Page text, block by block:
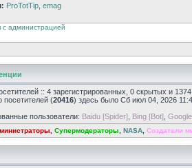
ProTotTip emag
с администрацией
:: 4 зарегистрированных, 0 скрытых и
посетителей (20416) здесь было Сб июл 04, 2026
пользователи: Baidu [Spider] Bing [Bot]
Супермодераторы NASA Создатели